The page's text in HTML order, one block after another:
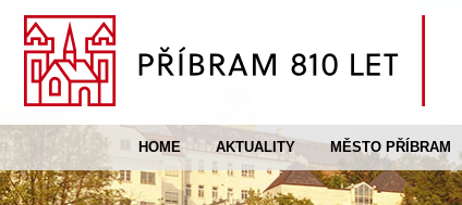
HOME AKTUALITY MĚSTO PŘÍBRAM